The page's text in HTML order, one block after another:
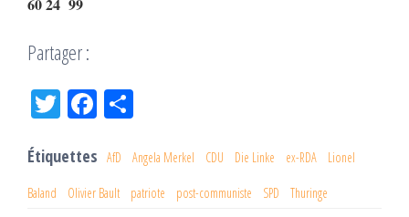
60 24 99
Partager :
Tw
itt
er
Fac
eb
oo
k
ge
r
Étiquettes AfD Angela Merkel CDU Die Linke ex-RDA Lionel
Baland Olivier Bault patriote post-communiste SPD Thuringe